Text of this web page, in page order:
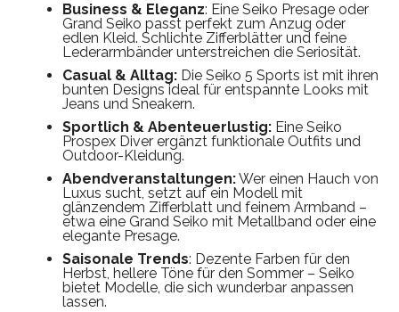
Business & Eleganz: Eine Seiko Presage oder
Grand Seiko passt perfekt zum Anzug oder
edlen Kleid. Schlichte Zifferblätter und feine
Lederarmbänder unterstreichen die Seriosität.
Casual & Alltag:Die Seiko 5 Sports ist mit ihren
bunten Designs ideal für entspannte Looks mit
Jeans und Sneakern.
Sportlich & Abenteuerlustig:Eine Seiko
Prospex Diver ergänzt funktionale Outfits und
Outdoor-Kleidung.
Abendveranstaltungen:Wer einen Hauch von
Luxus sucht, setzt auf ein Modell mit
glänzendem Zifferblatt und feinem Armband –
etwa eine Grand Seiko mit Metallband oder eine
elegante Presage.
Saisonale Trends: Dezente Farben für den
Herbst, hellere Töne für den Sommer – Seiko
bietet Modelle, die sich wunderbar anpassen
lassen.